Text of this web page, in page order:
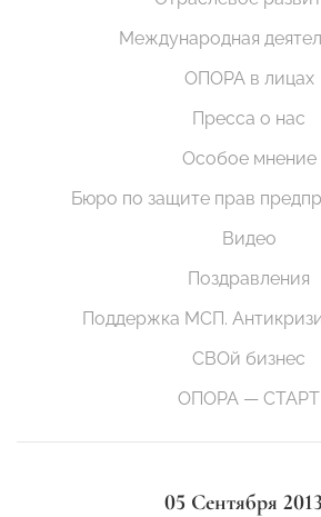
Международная
ОПОРА в лицах
Пресса о нас
Особое мнение
Бюро по защите прав
Видео
Поздравления
Поддержка МСП.
СВОй бизнес
ОПОРА — СТАРТ
05 Сентября 2013